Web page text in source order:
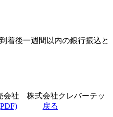
着後一週間以内の銀行振込と
会社 株式会社クレバーテッ
戻る